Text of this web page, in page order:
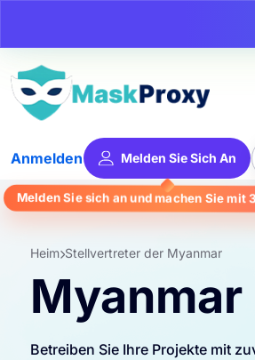
Anmelden Melden Sie Sich An
Melden Sie sich an und machen Sie mit
Heim Stellvertreter der Myanmar
Betreiben Sie Ihre Projekte mit